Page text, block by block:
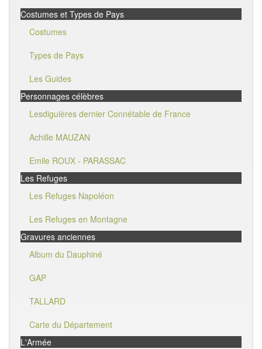
Costumes et Types de Pays
Costumes
Types de Pays
Les Guides
Personnages célèbres
Lesdiguières dernier Connétable de France
Achille MAUZAN
Emile ROUX - PARASSAC
Les Refuges
Les Refuges Napoléon
Les Refuges en Montagne
Gravures anciennes
Album du Dauphiné
GAP
TALLARD
Carte du Département
L'Armée